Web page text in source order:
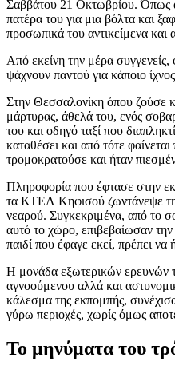
Σαββάτου 21 Οκτωβρίου. Όπως
πατέρα του για μια βόλτα και
προσωπικά του αντικείμενα και
Από εκείνη την μέρα συγγενείς,
ψάχνουν παντού για κάποιο
Στην Θεσσαλονίκη όπου ζούσε
μάρτυρας, άθελά του, ενός
του και οδηγό ταξί που
καταθέσει και από τότε
τρομοκρατούσε και ήταν
Πληροφορία που έφτασε στην
τα ΚΤΕΛ Κηφισού ζωντάνεψε
νεαρού. Συγκεκριμένα, από το
αυτό το χώρο, επιβεβαίωσαν
παιδί που έφαγε εκεί, πρέπει να
Η μονάδα εξωτερικών ερευνών
αγνοούμενου αλλά και
κάλεσμα της εκπομπής,
γύρω περιοχές, χωρίς όμως
Το μηνύματα του